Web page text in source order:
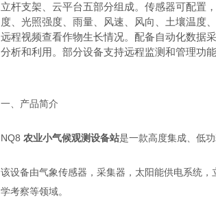
立杆支架、云平台五部分组成。传感器可配置
度、光照强度、雨量、风速、风向、土壤温度
远程视频查看作物生长情况。配备自动化数据
分析和利用。部分设备支持远程监测和管理功
一、产品简介
NQ8 农业小气候观测设备站是一款高度集成、低
该设备由气象传感器，采集器，太阳能供电系统
学考察等领域。